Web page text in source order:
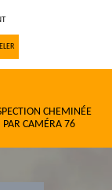
CHEMINÉE
PAR CAMÉRA 76